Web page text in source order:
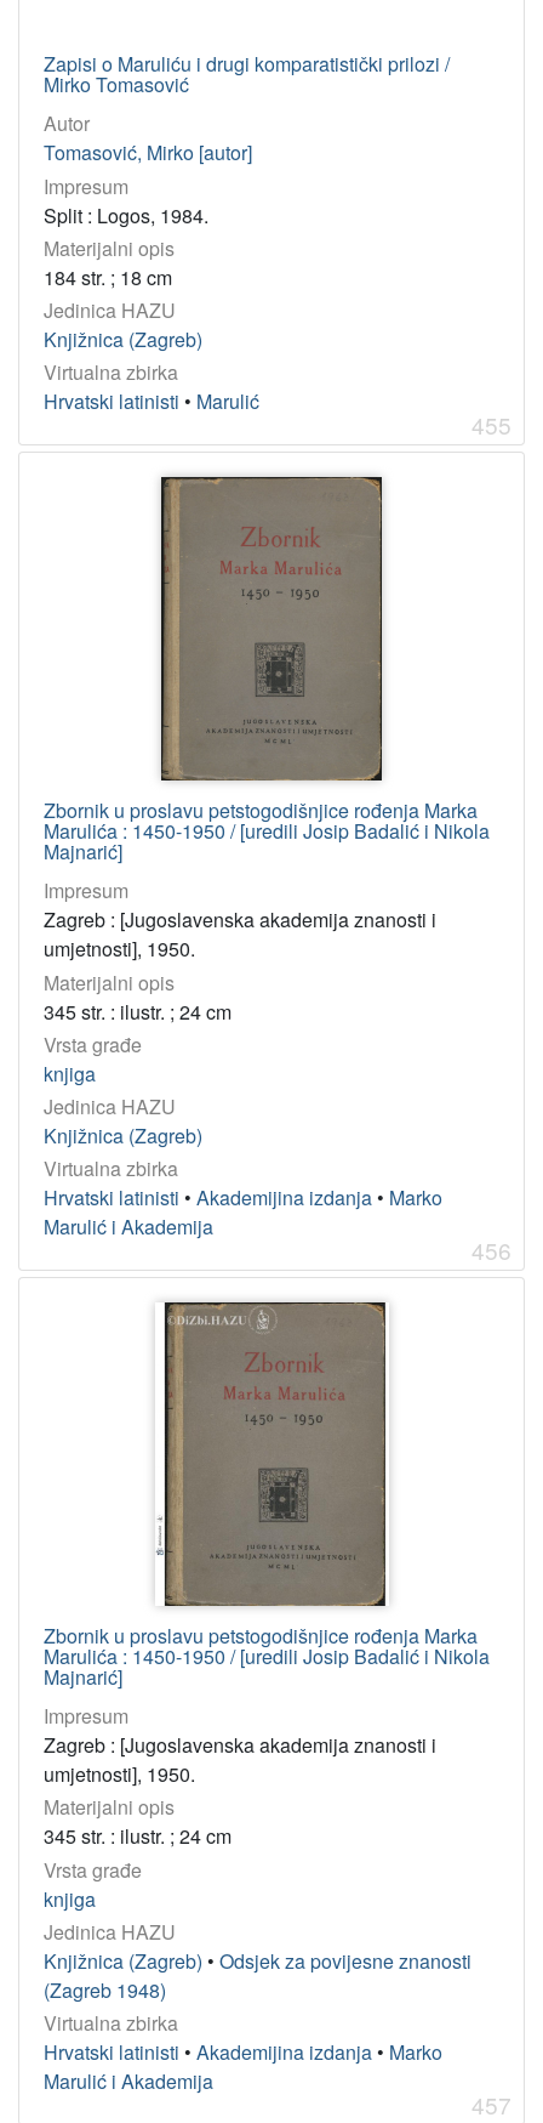
Zapisi o Maruliću i drugi komparatistički prilozi /
Mirko Tomasović
Autor
Tomasović, Mirko [autor]
Impresum
Split : Logos, 1984.
Materijalni opis
184 str. ; 18 cm
Jedinica HAZU
Knjižnica (Zagreb)
Virtualna zbirka
Hrvatski latinisti • Marulić
455
Zbornik u proslavu petstogodišnjice rođenja Marka
Marulića : 1450-1950 / [uredili Josip Badalić i Nikola
Majnarić]
Impresum
Zagreb : [Jugoslavenska akademija znanosti i
umjetnosti], 1950.
Materijalni opis
345 str. : ilustr. ; 24 cm
Vrsta građe
knjiga
Jedinica HAZU
Knjižnica (Zagreb)
Virtualna zbirka
Hrvatski latinisti • Akademijina izdanja • Marko
Marulić i Akademija
456
Zbornik u proslavu petstogodišnjice rođenja Marka
Marulića : 1450-1950 / [uredili Josip Badalić i Nikola
Majnarić]
Impresum
Zagreb : [Jugoslavenska akademija znanosti i
umjetnosti], 1950.
Materijalni opis
345 str. : ilustr. ; 24 cm
Vrsta građe
knjiga
Jedinica HAZU
Knjižnica (Zagreb) • Odsjek za povijesne znanosti
(Zagreb 1948)
Virtualna zbirka
Hrvatski latinisti • Akademijina izdanja • Marko
Marulić i Akademija
457